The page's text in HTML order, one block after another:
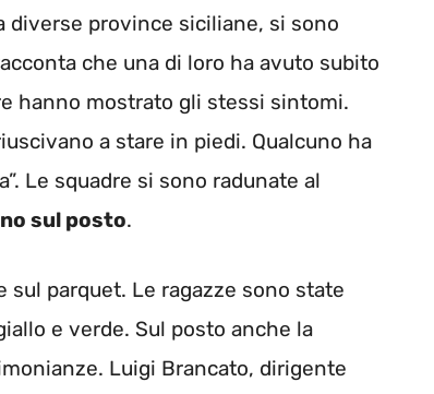
diverse province siciliane, si sono
che una di loro ha avuto subito
hanno mostrato gli stessi sintomi.
a stare in piedi. Qualcuno ha
Le squadre si sono radunate al
sul posto.
parquet. Le ragazze sono state
e verde. Sul posto anche la
Luigi Brancato, dirigente